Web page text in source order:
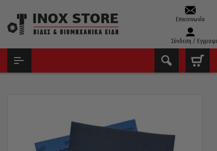
Επικοινωνία
Σύνδεση /